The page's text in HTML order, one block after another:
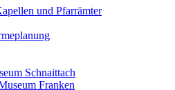
und Pfarrämter
Schnaittach
Franken